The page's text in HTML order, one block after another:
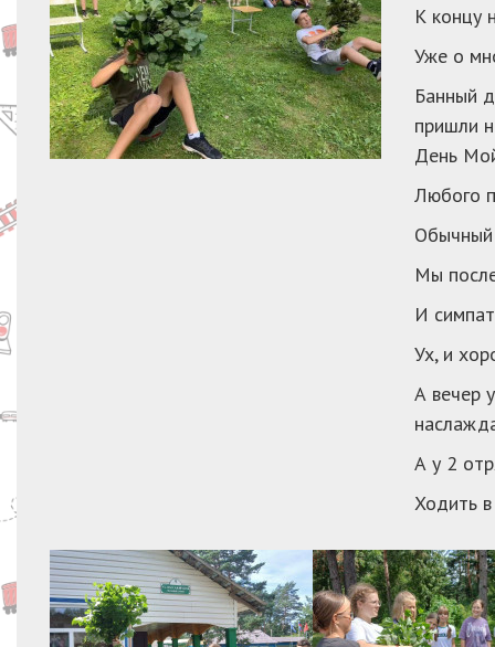
К концу
Уже о
Банный
пришли
День
Любого
Обычный
Мы
И
Ух, и
А вечер
А у 2
Ходить